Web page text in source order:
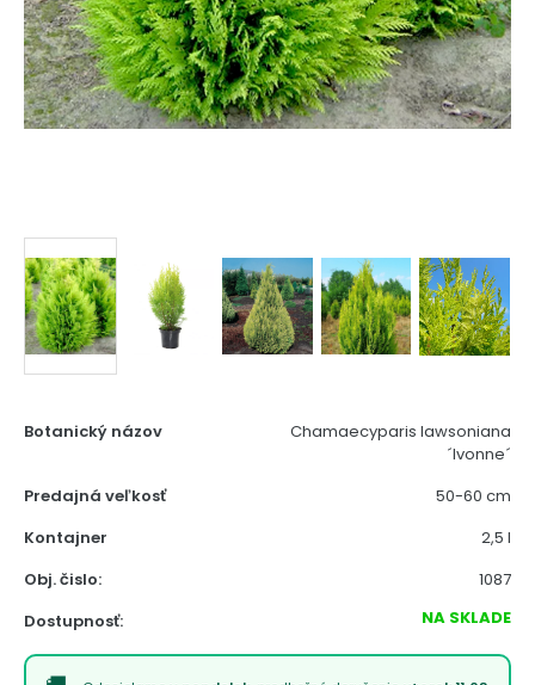
Botanický názov
Chamaecyparis lawsoniana
´Ivonne´
Predajná veľkosť
50-60 cm
Kontajner
2,5 l
Obj. čislo:
1087
Dostupnosť:
NA SKLADE